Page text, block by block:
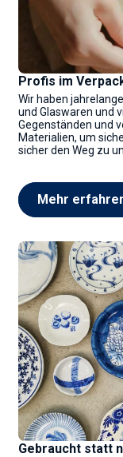
Profis im
Wir haben
und Glaswaren und
Gegenständen und
Materialien, um
sicher den Weg zu
Mehr
Gebraucht statt